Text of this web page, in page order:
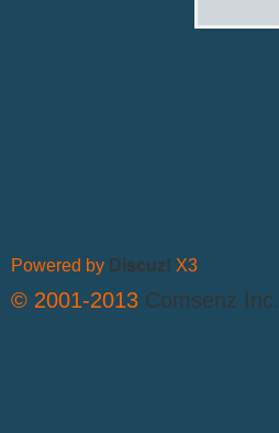
Powered by Discuz! X3
© 2001-2013 Comsenz Inc.